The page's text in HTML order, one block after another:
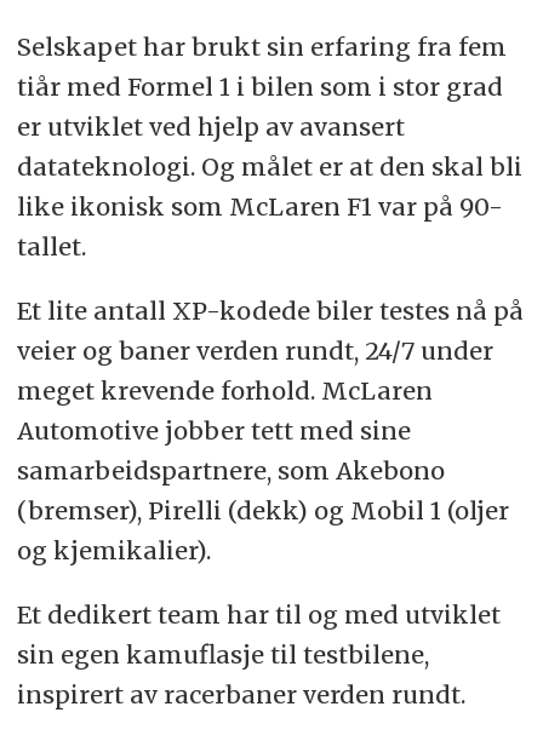
Selskapet har brukt sin erfaring fra fem
tiår med Formel 1 i bilen som i stor grad
er utviklet ved hjelp av avansert
datateknologi. Og målet er at den skal bli
like ikonisk som McLaren F1 var på 90-
tallet.
Et lite antall XP-kodede biler testes nå på
veier og baner verden rundt, 24/7 under
meget krevende forhold. McLaren
Automotive jobber tett med sine
samarbeidspartnere, som Akebono
(bremser), Pirelli (dekk) og Mobil 1 (oljer
og kjemikalier).
Et dedikert team har til og med utviklet
sin egen kamuflasje til testbilene,
inspirert av racerbaner verden rundt.